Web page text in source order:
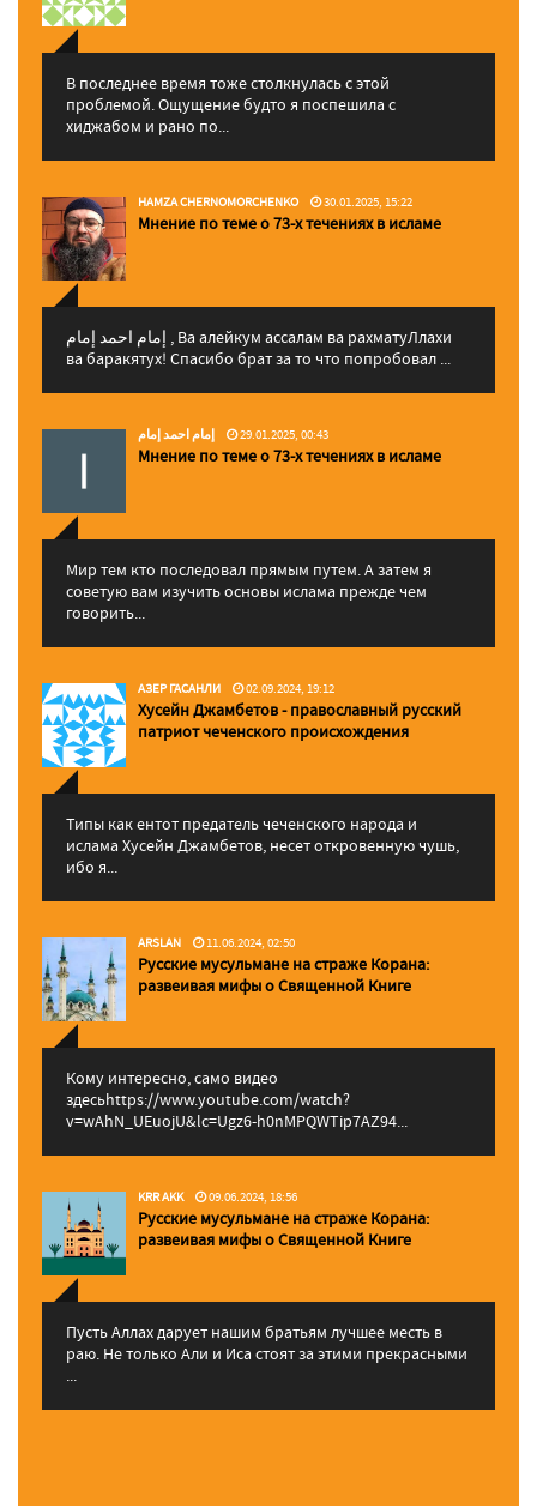
В последнее время тоже столкнулась с этой
проблемой. Ощущение будто я поспешила с
хиджабом и рано по...
HAMZA CHERNOMORCHENKO 30.01.2025, 15:22
Мнение по теме о 73-х течениях в исламе
إمام احمد إمام , Ва алейкум ассалам ва рахматуЛлахи
ва баракятух! Спасибо брат за то что попробовал ...
إمام احمد إمام 29.01.2025, 00:43
Мнение по теме о 73-х течениях в исламе
Мир тем кто последовал прямым путем. А затем я
советую вам изучить основы ислама прежде чем
говорить...
АЗЕР ГАСАНЛИ 02.09.2024, 19:12
Хусейн Джамбетов - православный русский
патриот чеченского происхождения
Типы как ентот предатель чеченского народа и
ислама Хусейн Джамбетов, несет откровенную чушь,
ибо я...
ARSLAN 11.06.2024, 02:50
Русские мусульмане на страже Корана:
pазвеивая мифы о Священной Книге
Кому интересно, само видео
здесьhttps://www.youtube.com/watch?
v=wAhN_UEuojU&lc=Ugz6-h0nMPQWTip7AZ94...
KRR AKK 09.06.2024, 18:56
Русские мусульмане на страже Корана:
pазвеивая мифы о Священной Книге
Пусть Аллах дарует нашим братьям лучшее месть в
раю. Не только Али и Иса стоят за этими прекрасными
...